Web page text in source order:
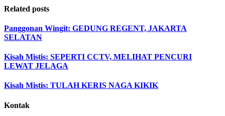
Related posts
Panggonan Wingit: GEDUNG REGENT, JAKARTA
SELATAN
Kisah Mistis: SEPERTI CCTV, MELIHAT PENCURI
LEWAT JELAGA
Kisah Mistis: TULAH KERIS NAGA KIKIK
Kontak